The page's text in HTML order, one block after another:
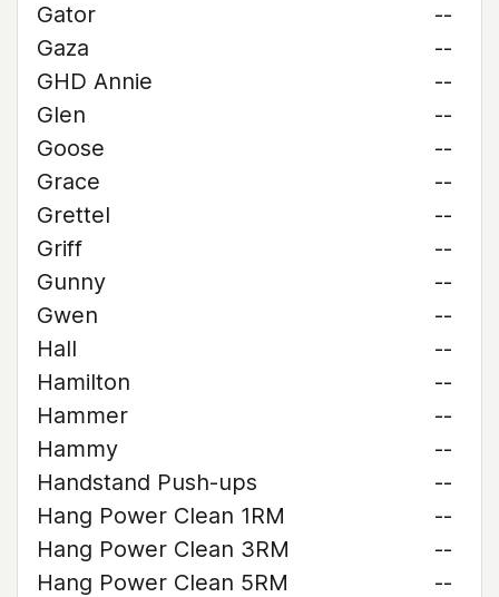
Gator
--
Gaza
--
GHD Annie
--
Glen
--
Goose
--
Grace
--
Grettel
--
Griff
--
Gunny
--
Gwen
--
Hall
--
Hamilton
--
Hammer
--
Hammy
--
Handstand Push-ups
--
Hang Power Clean 1RM
--
Hang Power Clean 3RM
--
Hang Power Clean 5RM
--